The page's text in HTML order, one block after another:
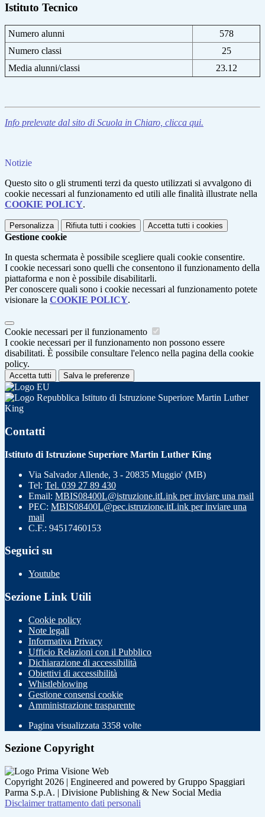
Istituto Tecnico
Numero alunni
578
Numero classi
25
Media alunni/classi
23.12
Info prelevate dal sito di Scuola in Chiaro, clicca qui.
Notizie
Questo sito o gli strumenti terzi da questo utilizzati si avvalgono di
cookie necessari al funzionamento ed utili alle finalità illustrate nella
COOKIE POLICY.
Personalizza Rifiuta tutti i cookies Accetta tutti i cookies
Gestione cookie
In questa schermata è possibile scegliere quali cookie consentire.
I cookie necessari sono quelli che consentono il funzionamento della
piattaforma e non è possibile disabilitarli.
Per conoscere quali sono i cookie necessari al funzionamento potete
visionare la COOKIE POLICY.
Cookie necessari per il funzionamento
I cookie necessari per il funzionamento non possono essere
disabilitati. È possibile consultare l'elenco nella pagina della cookie
policy.
Accetta tutti Salva le preferenze
Istituto di Istruzione Superiore Martin Luther
King
Contatti
Istituto di Istruzione Superiore Martin Luther King
Via Salvador Allende, 3 - 20835 Muggio' (MB)
Tel: Tel. 039 27 89 430
Email: MBIS08400L@istruzione.itLink per inviare una mail
PEC: MBIS08400L@pec.istruzione.itLink per inviare una
mail
C.F.: 94517460153
Seguici su
Youtube
Sezione Link Utili
Cookie policy
Note legali
Informativa Privacy
Ufficio Relazioni con il Pubblico
Dichiarazione di accessibilità
Obiettivi di accessibilità
Whistleblowing
Gestione consensi cookie
Amministrazione trasparente
Pagina visualizzata 3358 volte
Sezione Copyright
Copyright 2026 | Engineered and powered by Gruppo Spaggiari
Parma S.p.A. | Divisione Publishing & New Social Media
Disclaimer trattamento dati personali